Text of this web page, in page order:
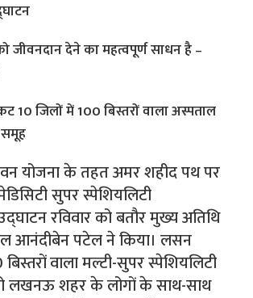
जीवनदान देने का महत्वपूर्ण साधन है –
10 जिलों में 100 बिस्तरों वाला अस्पताल
योजना के तहत अमर शहीद पथ पर
सुपर स्पेशियलिटी
रविवार को बतौर मुख्य अतिथि
आनंदीबेन पटेल ने किया। लसन
वाला मल्टी-सुपर स्पेशियलिटी
लखनऊ शहर के लोगों के साथ-साथ